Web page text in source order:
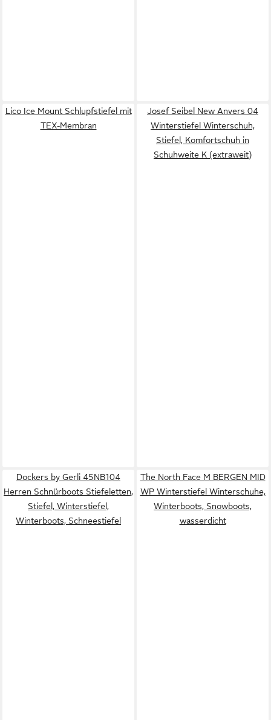
Lico Ice Mount Schlupfstiefel mit
TEX-Membran
Josef Seibel New Anvers 04
Winterstiefel Winterschuh,
Stiefel, Komfortschuh in
Schuhweite K (extraweit)
Dockers by Gerli 45NB104
Herren Schnürboots Stiefeletten,
Stiefel, Winterstiefel,
Winterboots, Schneestiefel
The North Face M BERGEN MID
WP Winterstiefel Winterschuhe,
Winterboots, Snowboots,
wasserdicht